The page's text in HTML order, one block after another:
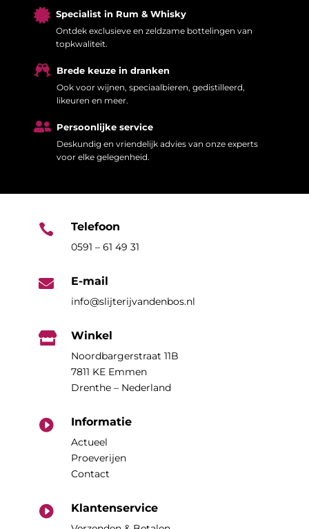
 Specialist in Rum & Whisky
Ontdek exclusieve en zeldzame bottelingen van
topkwaliteit.
 Brede keuze in dranken
Ook voor wijnen, speciaalbieren, gedistilleerd,
likeuren en meer.
 Persoonlijke service
Deskundig en vriendelijk advies van onze experts
voor elke gelegenheid.
 Telefoon
0591 – 61 49 31
 E-mail
info@slijterijvandenbos.nl
 Winkel
Noordbargerstraat 11B
7811 KE Emmen
Drenthe – Nederland
 Informatie
Actueel
Proeverijen
Contact
 Klantenservice